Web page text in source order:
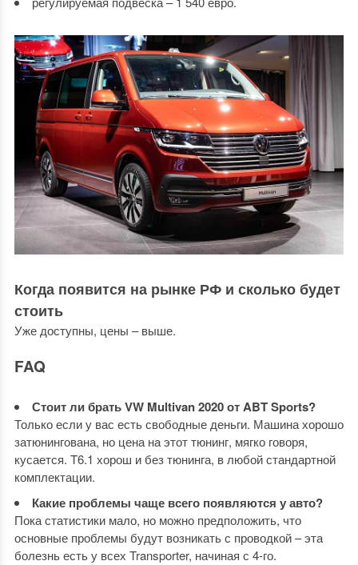
Когда появится на рынке РФ и сколько будет
стоить
Уже доступны, цены – выше.
FAQ
Стоит ли брать VW Multivan 2020 от ABT Sports?
Только если у вас есть свободные деньги. Машина хорошо
затюнингована, но цена на этот тюнинг, мягко говоря,
кусается. T6.1 хорош и без тюнинга, в любой стандартной
комплектации.
Какие проблемы чаще всего появляются у авто?
Пока статистики мало, но можно предположить, что
основные проблемы будут возникать с проводкой – эта
болезнь есть у всех Transporter, начиная с 4-го.